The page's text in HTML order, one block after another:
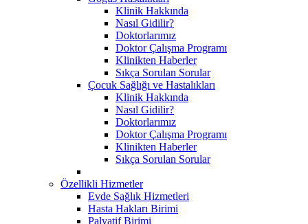
Klinik Hakkında
Nasıl Gidilir?
Doktorlarımız
Doktor Çalışma Programı
Klinikten Haberler
Sıkça Sorulan Sorular
Çocuk Sağlığı ve Hastalıkları
Klinik Hakkında
Nasıl Gidilir?
Doktorlarımız
Doktor Çalışma Programı
Klinikten Haberler
Sıkça Sorulan Sorular
Özellikli Hizmetler
Evde Sağlık Hizmetleri
Hasta Hakları Birimi
Palyatif Birimi